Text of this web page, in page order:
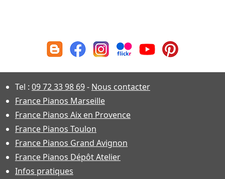
Tel : 09 72 33 98 69- Nous contacter
France Pianos Marseille
France Pianos Aix en Provence
France Pianos Toulon
France Pianos Grand Avignon
France Pianos Dépôt Atelier
Infos pratiques